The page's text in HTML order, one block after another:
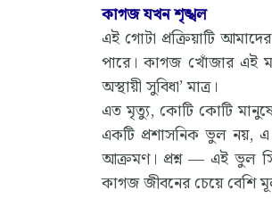
কাগজ যখন শৃঙ্খল
এই গোটা প্রক্রিয়াটি
পারে। কাগজ খোঁজার এই
অস্থায়ী সুবিধা’ মাত্র।
এত মৃত্যু, কোটি কোটি
একটি প্রশাসনিক ভুল নয়, এ
আক্রমণ। প্রশ্ন — এই ভুল
কাগজ জীবনের চেয়ে বেশি